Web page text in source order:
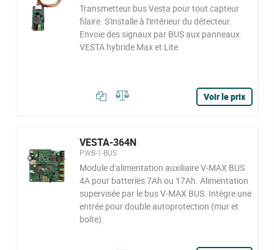
Transmetteur bus Vesta pour tout capteur
filaire. S'installe à l'intérieur du détecteur.
Envoie des signaux par BUS aux panneaux.
VESTA hybride Max et Lite
Voir le prix
VESTA-364N
PWB-1-BUS
Module d'alimentation auxiliaire V-MAX BUS
4A pour batteries 7Ah ou 17Ah. Alimentation
supervisée par le bus V-MAX BUS. Intègre une
entrée pour double autoprotection (mur et
boîte).